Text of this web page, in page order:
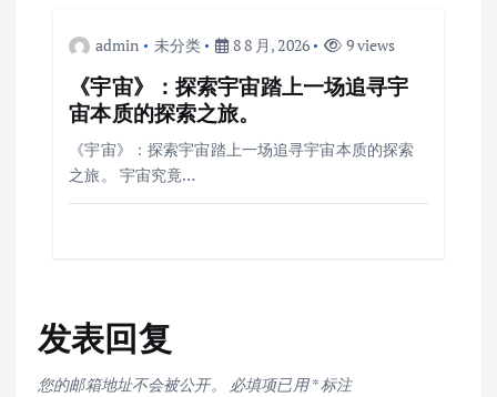
admin 未分类 8 8 月, 2026 9 views
《宇宙》：探索宇宙踏上一场追寻宇
宙本质的探索之旅。
《宇宙》：探索宇宙踏上一场追寻宇宙本质的探索
之旅。 宇宙究竟…
发表回复
您的邮箱地址不会被公开。 必填项已用*标注